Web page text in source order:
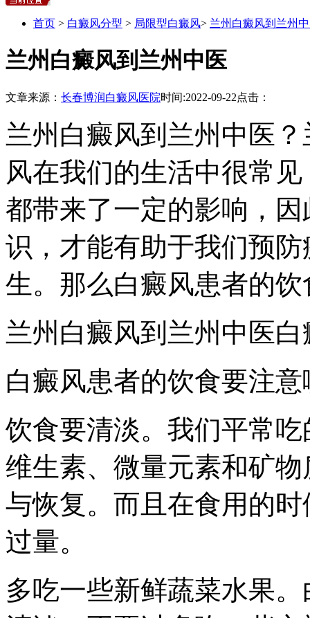
首页 > 白癜风分型 > 局限型白癜风> 兰州白癜风到兰州
兰州白癜风到兰州中医
文章来源： 长春博润白癜风医院时间:2022-09-22点击：
兰州白癜风到兰州中医
风在我们的生活中很常
都带来了一定的影响，
识，才能有助于我们预
生。那么白癜风患者的
兰州白癜风到兰州中医
白癜风患者的饮食要注
饮食要清淡。我们平常
维生素、微量元素和矿
与恢复。而且在食用的
过量。
多吃一些新鲜蔬菜水果